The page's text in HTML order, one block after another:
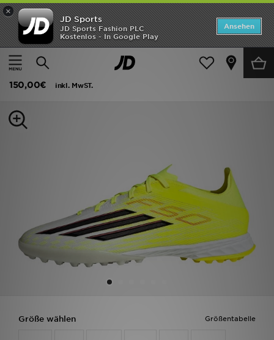
×
JD Sports
JD Sports Fashion PLC
Kostenlos - In Google Play
Ansehen
Home
Herren Herrenschuhe Fußballschuhe
adidas F50 Pro Turf Fußballschuh
150,00€
inkl. MwST.
Größentabelle
Größe wählen
ANGEBOTE
Neuheiten
Kinder
Sport